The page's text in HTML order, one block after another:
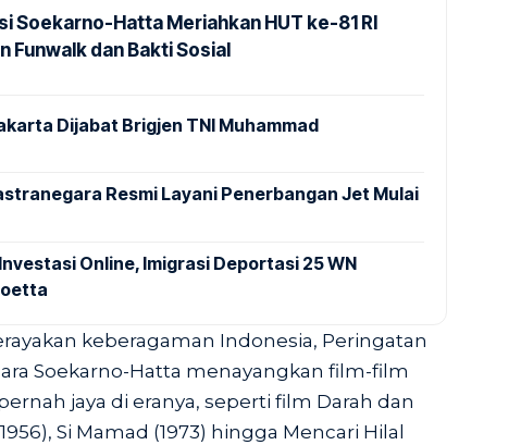
Soekarno-Hatta Meriahkan HUT ke-81 RI
Funwalk dan Bakti Sosial
Dijabat Brigjen TNI Muhammad
Resmi Layani Penerbangan Jet Mulai
Online, Imigrasi Deportasi 25 WN
keberagaman Indonesia, Peringatan
Soekarno-Hatta menayangkan film-film
jaya di eranya, seperti film Darah dan
Si Mamad (1973) hingga Mencari Hilal